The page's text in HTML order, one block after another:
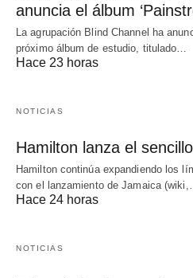
anuncia el álbum
La agrupación Blind Channel ha
próximo álbum de estudio, titulado…
Hace 23 horas
NOTICIAS
Hamilton lanza el
Hamilton continúa expandiendo los
con el lanzamiento de Jamaica (wiki,…
Hace 24 horas
NOTICIAS